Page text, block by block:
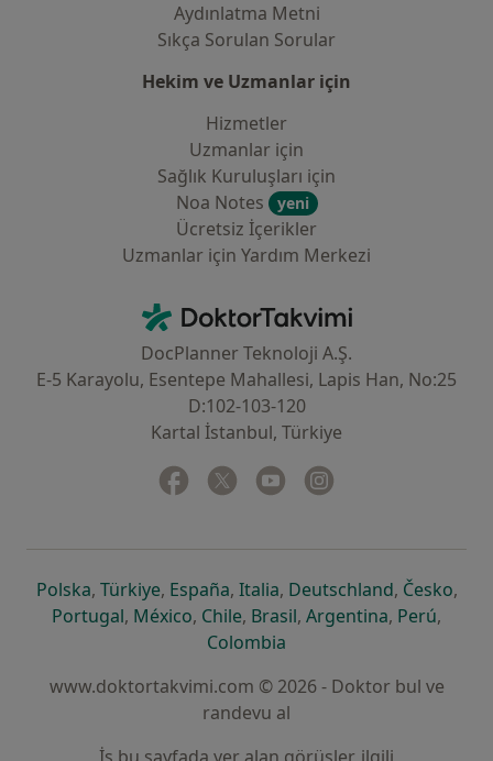
Aydınlatma Metni
Sıkça Sorulan Sorular
Hekim ve Uzmanlar için
Hizmetler
Uzmanlar için
Sağlık Kuruluşları için
Noa Notes
yeni
Ücretsiz İçerikler
Uzmanlar için Yardım Merkezi
DoktorTakvimi - Ana Sayfa
DocPlanner Teknoloji A.Ş.
E-5 Karayolu, Esentepe Mahallesi, Lapis Han, No:25
D:102-103-120
Kartal İstanbul, Türkiye
Facebook
yeni bir sekmede açılır
Twitter
yeni bir sekmede açılır
Youtube
yeni bir sekmede açılır
Polskayeni bir sekmede açılır
, Türkiyeyeni bir sekmede açılır
, Españayeni bir sekmede açılır
, Italiayeni bir sekmede açılır
, Deutschlandyeni bir
, Českoyeni
,
Portugalyeni bir sekmede açılır
, Méxicoyeni bir sekmede açılır
, Chileyeni bir sekmede açılır
, Brasilyeni bir sekmede açılır
, Argentinayeni bir
, Perúyeni
,
Colombia
www.doktortakvimi.com © 2026 - Doktor bul ve
randevu al